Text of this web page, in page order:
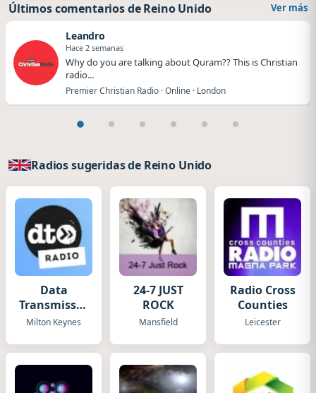
Últimos comentarios de Reino Unido Ver más
Leandro
Hace 2 semanas
Why do you are talking about Quram?? This is Christian
radio...
Premier Christian Radio · Online · London
Radios sugeridas de Reino Unido
Data
Transmission
Radio
Milton Keynes
24-7 JUST
ROCK
Mansfield
Radio Cross
Counties
Leicester